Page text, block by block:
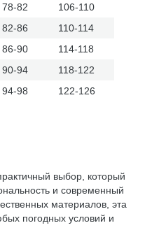
78-82
106-110
82-86
110-114
86-90
114-118
90-94
118-122
94-98 122-126
выбор, который
и современный
материалов, эта
погодных условий и